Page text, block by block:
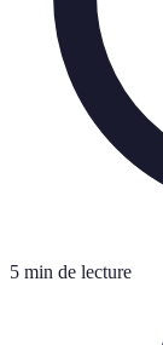
5 min de lecture